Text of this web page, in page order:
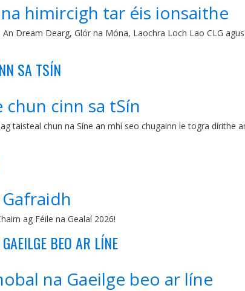
himircigh tar éis ionsaithe
Dream Dearg, Glór na Móna, Laochra Loch Lao CLG
SA TSÍN
cinn sa tSín
taisteal chun na Síne an mhí seo chugainn le togra dírithe
ag Féile na Gealaí 2026!
BEO AR LÍNE
na Gaeilge beo ar líne